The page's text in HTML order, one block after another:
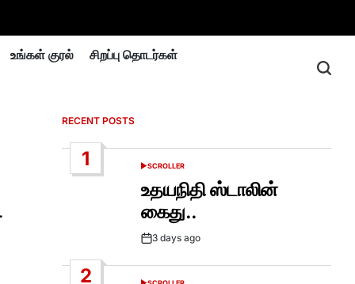
உங்கள் குரல் சிறப்பு தொடர்கள்
RECENT POSTS
1
POSTED
SCROLLER
உதயநிதி ஸ்டாலின்
கைது..
Post3 days ago
2